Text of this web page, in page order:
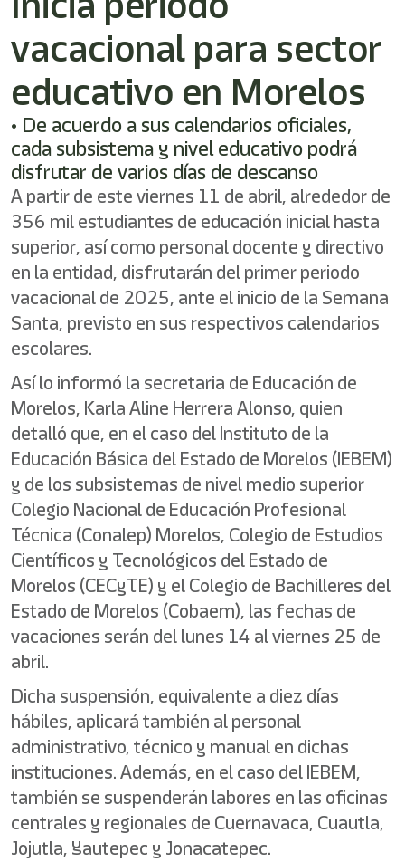
vacacional para sector
educativo en Morelos
•⁠ ⁠De acuerdo a sus calendarios oficiales,
cada subsistema y nivel educativo podrá
disfrutar de varios días de descanso
A partir de este viernes 11 de abril, alrededor de
356 mil estudiantes de educación inicial hasta
superior, así como personal docente y directivo
en la entidad, disfrutarán del primer periodo
vacacional de 2025, ante el inicio de la Semana
Santa, previsto en sus respectivos calendarios
escolares.
Así lo informó la secretaria de Educación de
Morelos, Karla Aline Herrera Alonso, quien
detalló que, en el caso del Instituto de la
Educación Básica del Estado de Morelos (IEBEM)
y de los subsistemas de nivel medio superior
Colegio Nacional de Educación Profesional
Técnica (Conalep) Morelos, Colegio de Estudios
Científicos y Tecnológicos del Estado de
Morelos (CECyTE) y el Colegio de Bachilleres del
Estado de Morelos (Cobaem), las fechas de
vacaciones serán del lunes 14 al viernes 25 de
abril.
Dicha suspensión, equivalente a diez días
hábiles, aplicará también al personal
administrativo, técnico y manual en dichas
instituciones. Además, en el caso del IEBEM,
también se suspenderán labores en las oficinas
centrales y regionales de Cuernavaca, Cuautla,
Jojutla, Yautepec y Jonacatepec.